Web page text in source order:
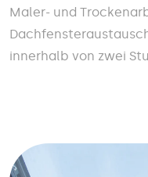
Maler- und
innerhalb von zwei